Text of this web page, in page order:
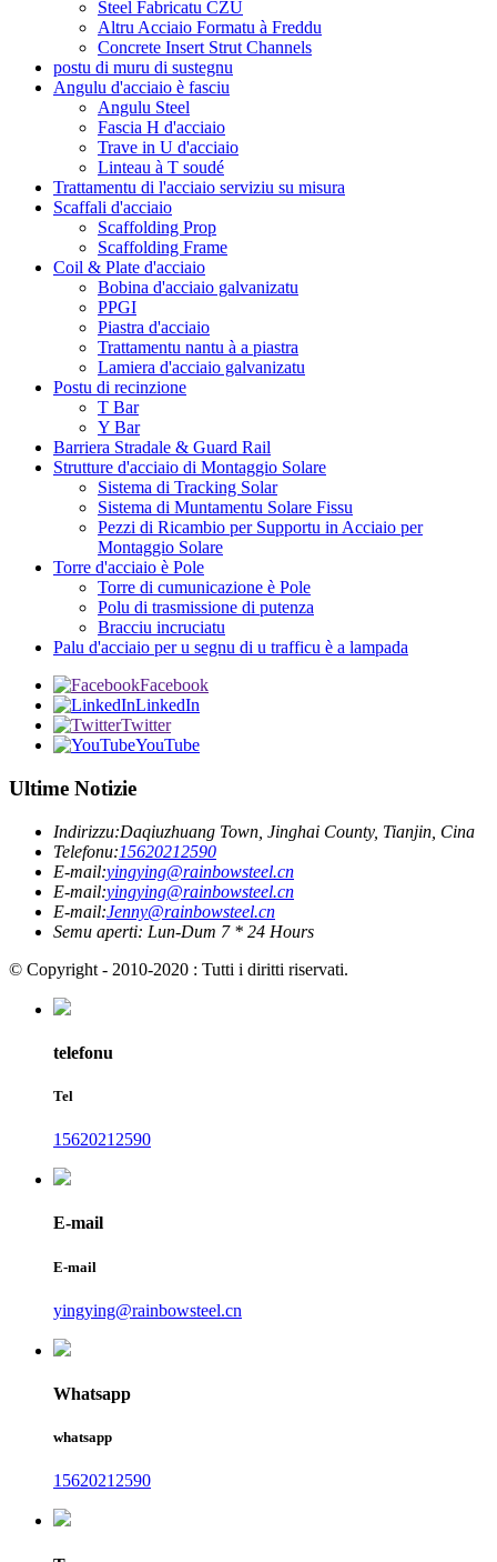
Steel Fabricatu CZU
Altru Acciaio Formatu à Freddu
Concrete Insert Strut Channels
postu di muru di sustegnu
Angulu d'acciaio è fasciu
Angulu Steel
Fascia H d'acciaio
Trave in U d'acciaio
Linteau à T soudé
Trattamentu di l'acciaio serviziu su misura
Scaffali d'acciaio
Scaffolding Prop
Scaffolding Frame
Coil & Plate d'acciaio
Bobina d'acciaio galvanizatu
PPGI
Piastra d'acciaio
Trattamentu nantu à a piastra
Lamiera d'acciaio galvanizatu
Postu di recinzione
T Bar
Y Bar
Barriera Stradale & Guard Rail
Strutture d'acciaio di Montaggio Solare
Sistema di Tracking Solar
Sistema di Muntamentu Solare Fissu
Pezzi di Ricambio per Supportu in Acciaio per
Montaggio Solare
Torre d'acciaio è Pole
Torre di cumunicazione è Pole
Polu di trasmissione di putenza
Bracciu incruciatu
Palu d'acciaio per u segnu di u trafficu è a lampada
Facebook
LinkedIn
Twitter
YouTube
Ultime Notizie
Indirizzu:Daqiuzhuang Town, Jinghai County, Tianjin, Cina
Telefonu:15620212590
E-mail:yingying@rainbowsteel.cn
E-mail:yingying@rainbowsteel.cn
E-mail:Jenny@rainbowsteel.cn
Semu aperti: Lun-Dum 7 * 24 Hours
© Copyright - 2010-2020 : Tutti i diritti riservati.
telefonu
Tel
15620212590
E-mail
E-mail
yingying@rainbowsteel.cn
Whatsapp
whatsapp
15620212590